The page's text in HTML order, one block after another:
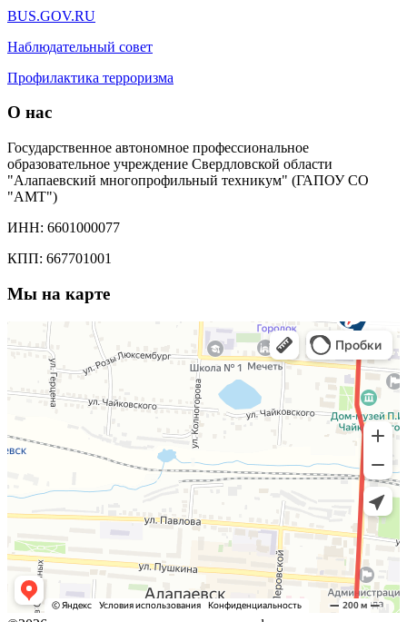
BUS.GOV.RU
Наблюдательный совет
Профилактика терроризма
О нас
Государственное автономное профессиональное
образовательное учреждение Свердловской области
"Алапаевский многопрофильный техникум" (ГАПОУ СО
"АМТ")
ИНН: 6601000077
КПП: 667701001
Мы на карте